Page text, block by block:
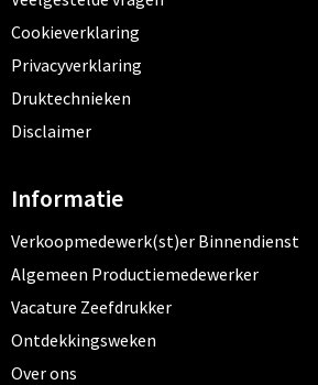
Cookieverklaring
Privacyverklaring
Druktechnieken
Disclaimer
Informatie
Verkoopmedewerk(st)er Binnendienst
Algemeen Productiemedewerker
Vacature Zeefdrukker
Ontdekkingsweken
Over ons